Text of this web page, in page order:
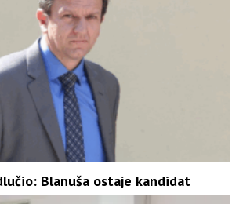
Blanuša ostaje kandidat